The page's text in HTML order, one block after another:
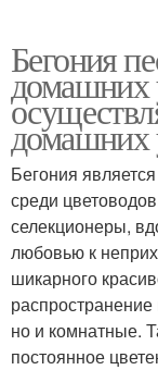
Бегония
домашних
домашних
Бегония
среди
селекционеры,
любовью к
шикарного
но и комнатные.
постоянное